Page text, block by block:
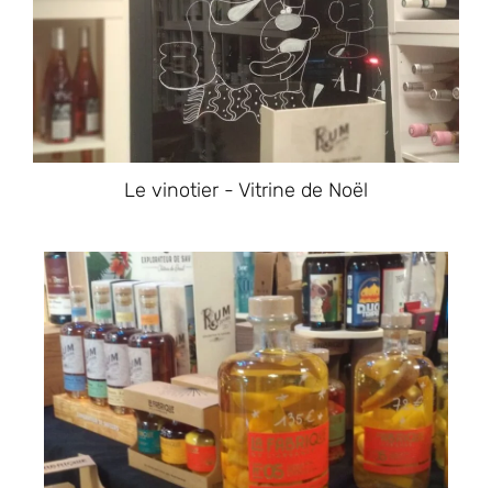
Le vinotier - Vitrine de Noël